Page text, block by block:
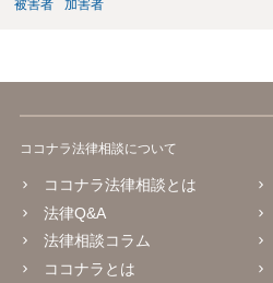
被害者
加害者
ココナラ法律相談について
ココナラ法律相談とは
法律Q&A
法律相談コラム
ココナラとは